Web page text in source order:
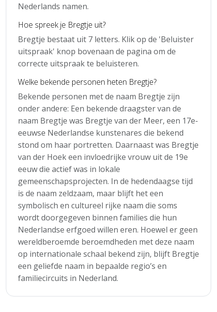
Nederlands namen.
Hoe spreek je Bregtje uit?
Bregtje bestaat uit 7 letters. Klik op de 'Beluister
uitspraak' knop bovenaan de pagina om de
correcte uitspraak te beluisteren.
Welke bekende personen heten Bregtje?
Bekende personen met de naam Bregtje zijn
onder andere: Een bekende draagster van de
naam Bregtje was Bregtje van der Meer, een 17e-
eeuwse Nederlandse kunstenares die bekend
stond om haar portretten. Daarnaast was Bregtje
van der Hoek een invloedrijke vrouw uit de 19e
eeuw die actief was in lokale
gemeenschapsprojecten. In de hedendaagse tijd
is de naam zeldzaam, maar blijft het een
symbolisch en cultureel rijke naam die soms
wordt doorgegeven binnen families die hun
Nederlandse erfgoed willen eren. Hoewel er geen
wereldberoemde beroemdheden met deze naam
op internationale schaal bekend zijn, blijft Bregtje
een geliefde naam in bepaalde regio’s en
familiecircuits in Nederland.